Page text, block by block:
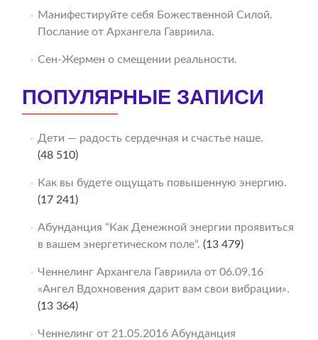
Манифестируйте себя Божественной Силой.
Послание от Архангела Гавриила.
Сен-Жермен о смещении реальности.
ПОПУЛЯРНЫЕ ЗАПИСИ
Дети — радость сердечная и счастье наше.
(48 510)
Как вы будете ощущать повышенную энергию.
(17 241)
Абунданция “Как Денежной энергии проявиться
в вашем энергетическом поле“. (13 479)
Ченнелинг Архангела Гавриила от 06.09.16
«Ангел Вдохновения дарит вам свои вибрации».
(13 364)
Ченнелинг от 21.05.2016 Абунданция